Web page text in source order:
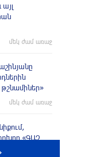
մեկ ժամ առաջ
մեկ ժամ առաջ
«ԳԱԶ